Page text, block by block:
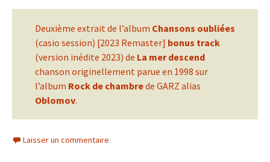
Deuxième extrait de l’album Chansons oubliées
(casio session) [2023 Remaster] bonus track
(version inédite 2023) de La mer descend
chanson originellement parue en 1998 sur
l’album Rock de chambrede GARZ alias
Oblomov.
Laisser un commentaire